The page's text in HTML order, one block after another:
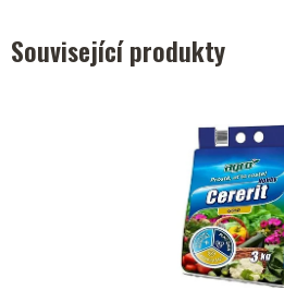
Související produkty